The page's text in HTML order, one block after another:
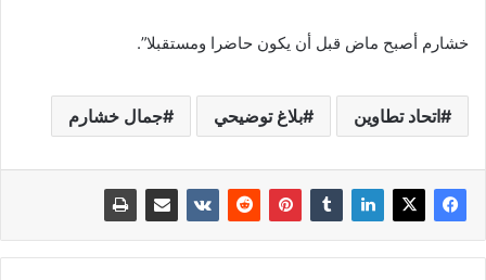
خشارم أصبح ماض قبل أن يكون حاضرا ومستقبلا”.
اتحاد تطاوين بلاغ توضيحي جمال خشارم